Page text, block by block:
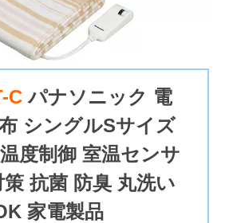
Cパナソニック 電
シングルSサイズ
度制御 室温センサ
抗菌 防臭 丸洗い
家電製品